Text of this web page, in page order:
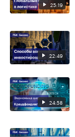
25:19
22:49
24:58